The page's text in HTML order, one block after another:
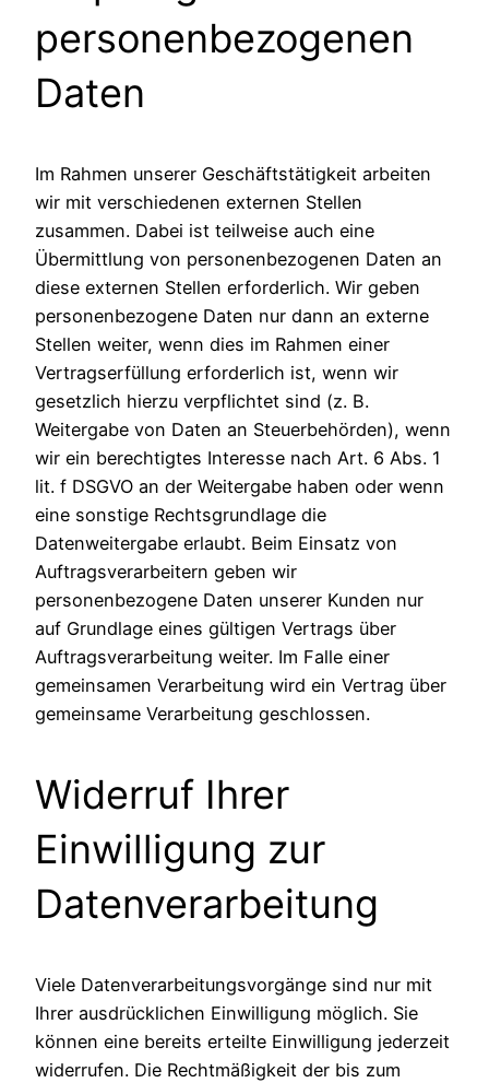
personenbezogenen
Daten
Im Rahmen unserer Geschäftstätigkeit arbeiten
wir mit verschiedenen externen Stellen
zusammen. Dabei ist teilweise auch eine
Übermittlung von personenbezogenen Daten an
diese externen Stellen erforderlich. Wir geben
personenbezogene Daten nur dann an externe
Stellen weiter, wenn dies im Rahmen einer
Vertragserfüllung erforderlich ist, wenn wir
gesetzlich hierzu verpflichtet sind (z. B.
Weitergabe von Daten an Steuerbehörden), wenn
wir ein berechtigtes Interesse nach Art. 6 Abs. 1
lit. f DSGVO an der Weitergabe haben oder wenn
eine sonstige Rechtsgrundlage die
Datenweitergabe erlaubt. Beim Einsatz von
Auftragsverarbeitern geben wir
personenbezogene Daten unserer Kunden nur
auf Grundlage eines gültigen Vertrags über
Auftragsverarbeitung weiter. Im Falle einer
gemeinsamen Verarbeitung wird ein Vertrag über
gemeinsame Verarbeitung geschlossen.
Widerruf Ihrer
Einwilligung zur
Datenverarbeitung
Viele Datenverarbeitungsvorgänge sind nur mit
Ihrer ausdrücklichen Einwilligung möglich. Sie
können eine bereits erteilte Einwilligung jederzeit
widerrufen. Die Rechtmäßigkeit der bis zum